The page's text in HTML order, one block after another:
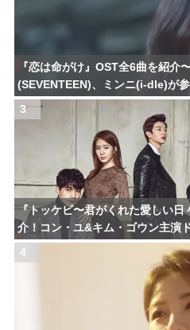
『恋は命がけ』OST全6曲を紹介
(SEVENTEEN)、ミンニ(i-dle)が参
3
『トッケビ〜君がくれた愛しい日
介！コン・ユ&キム・ゴウン主演
4